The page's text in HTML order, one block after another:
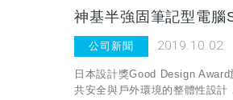
神基半強固筆記型電
公司新聞 2019.10.02
日本設計獎Good Design
共安全與戶外環境的整體性設計